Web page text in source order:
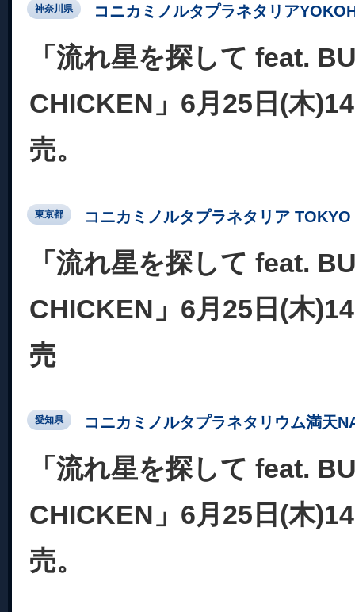
神奈川県 コニカミノルタプラネタリア
「流れ星を探して feat.
CHICKEN」6月25日(木
売。
東京都 コニカミノルタプラネタリア TOKYO
「流れ星を探して feat.
CHICKEN」6月25日(木
売
愛知県 コニカミノルタプラネタリウム満天
「流れ星を探して feat.
CHICKEN」6月25日(木
売。